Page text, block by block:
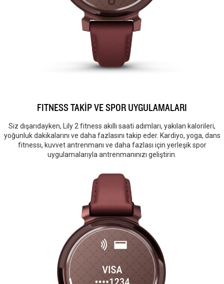
FITNESS TAKİP VE SPOR UYGULAMALARI
Siz dışarıdayken, Lily 2 fitness akıllı saati adımları, yakılan kalorileri,
yoğunluk dakikalarını ve daha fazlasını takip eder. Kardiyo, yoga, dans
fitnessı, kuvvet antrenmanı ve daha fazlası için yerleşik spor
uygulamalarıyla antrenmanınızı geliştirin.